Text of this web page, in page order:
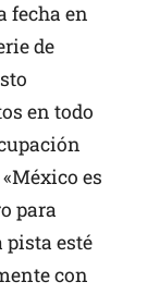
fecha en
de
en todo
es
para
esté
con